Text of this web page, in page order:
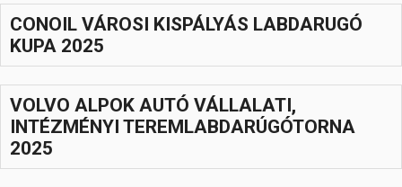
Szabadidő
Hasznos
CONOIL VÁROSI KISPÁLYÁS LABDARUGÓ
KUPA 2025
VOLVO ALPOK AUTÓ VÁLLALATI,
INTÉZMÉNYI TEREMLABDARÚGÓTORNA
2025